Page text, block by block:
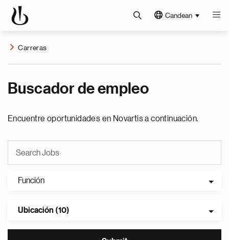
Candean
Carreras
Buscador de empleo
Encuentre oportunidades en Novartis a continuación.
Función
Ubicación (10)